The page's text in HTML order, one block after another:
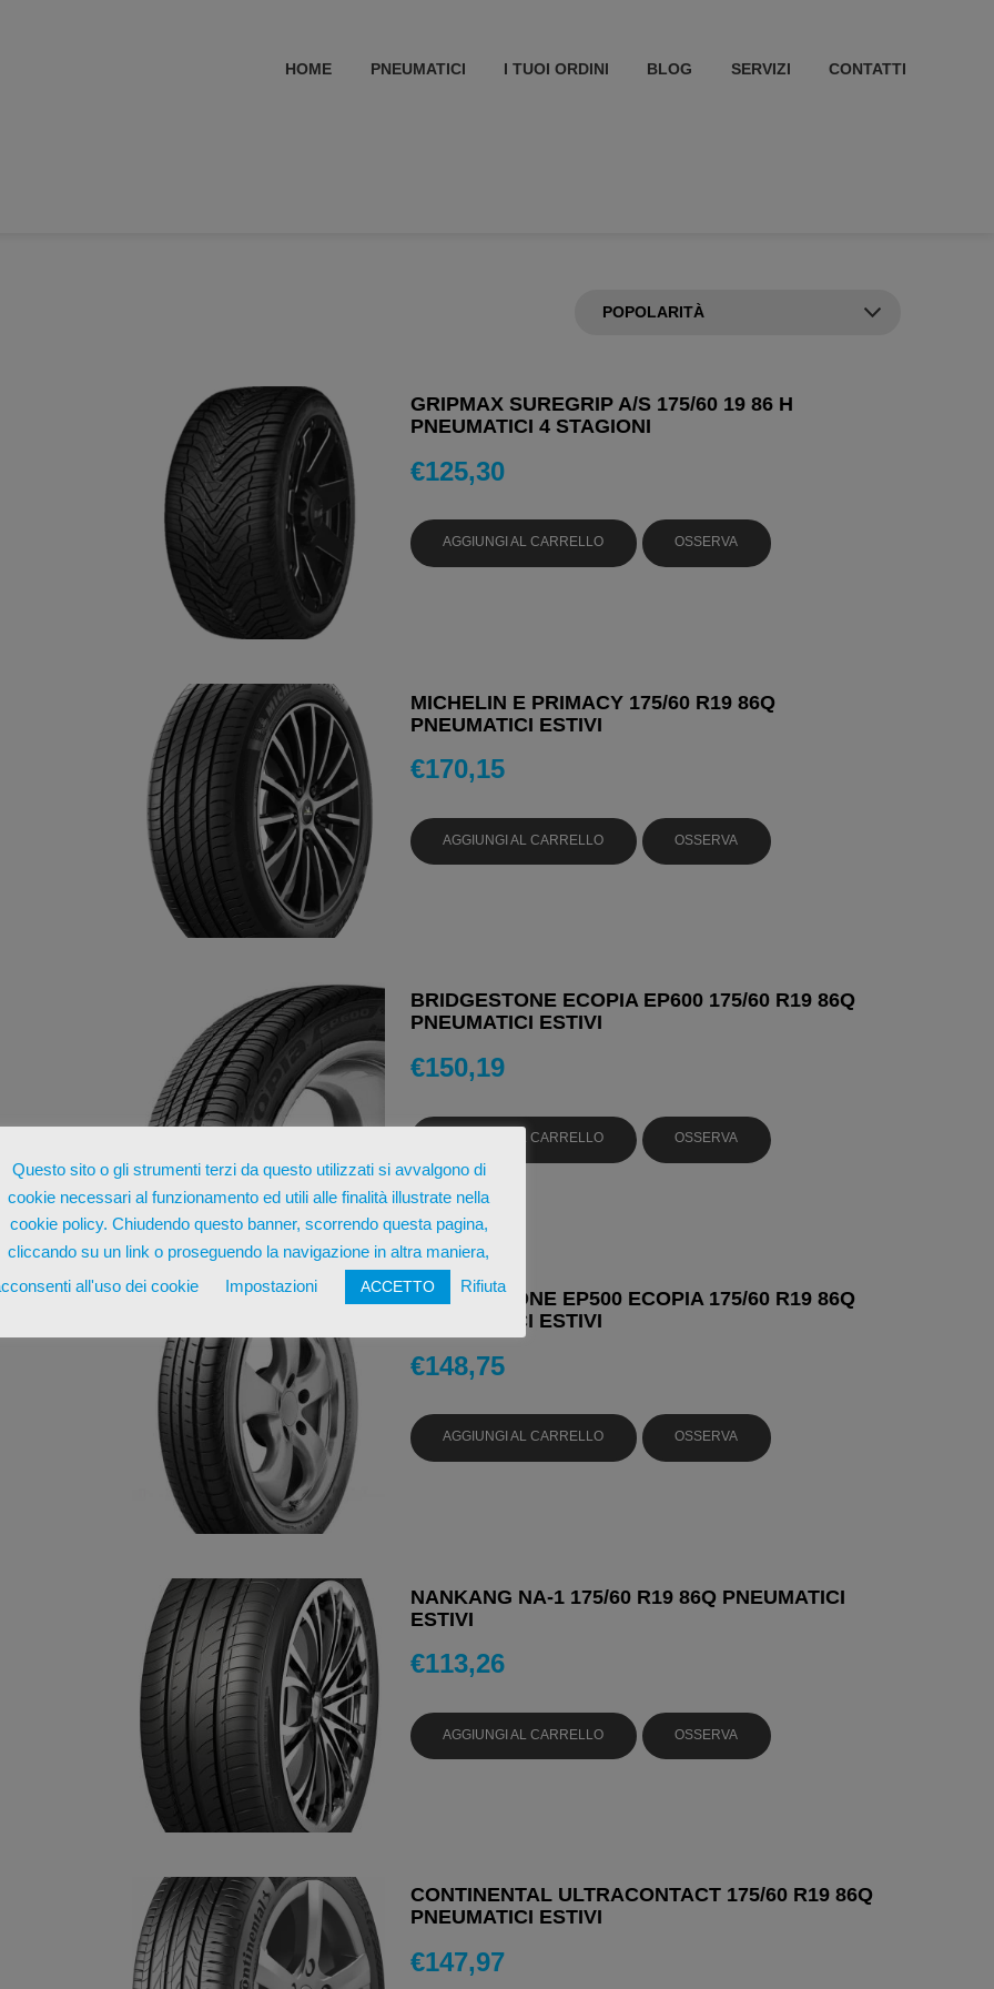
HOME PNEUMATICI I TUOI ORDINI BLOG SERVIZI CONTATTI
GRIPMAX SUREGRIP A/S 175/60 19 86 H
PNEUMATICI 4 STAGIONI
€125,30
AGGIUNGI AL CARRELLO OSSERVA
MICHELIN E PRIMACY 175/60 R19 86Q
PNEUMATICI ESTIVI
€170,15
AGGIUNGI AL CARRELLO OSSERVA
BRIDGESTONE ECOPIA EP600 175/60 R19 86Q
PNEUMATICI ESTIVI
€150,19
AGGIUNGI AL CARRELLO OSSERVA
BRIDGESTONE EP500 ECOPIA 175/60 R19 86Q
PNEUMATICI ESTIVI
€148,75
AGGIUNGI AL CARRELLO OSSERVA
NANKANG NA-1 175/60 R19 86Q PNEUMATICI
ESTIVI
€113,26
AGGIUNGI AL CARRELLO OSSERVA
CONTINENTAL ULTRACONTACT 175/60 R19 86Q
PNEUMATICI ESTIVI
€147,97
Questo sito o gli strumenti terzi da questo utilizzati si avvalgono di
cookie necessari al funzionamento ed utili alle finalità illustrate nella
cookie policy. Chiudendo questo banner, scorrendo questa pagina,
cliccando su un link o proseguendo la navigazione in altra maniera,
all'uso dei cookie
Impostazioni ACCETTO Rifiuta